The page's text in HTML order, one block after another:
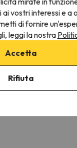
disponibili
vostri interessi e a
di fornire
leggi la nostra
Accetta
Rifiuta